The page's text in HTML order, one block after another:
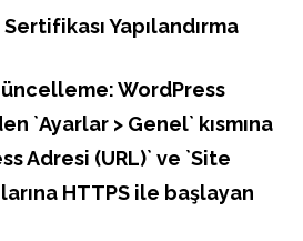
Yapılandırma
WordPress
`Ayarlar > Genel` kısmına
Adresi (URL)` ve `Site
HTTPS ile başlayan